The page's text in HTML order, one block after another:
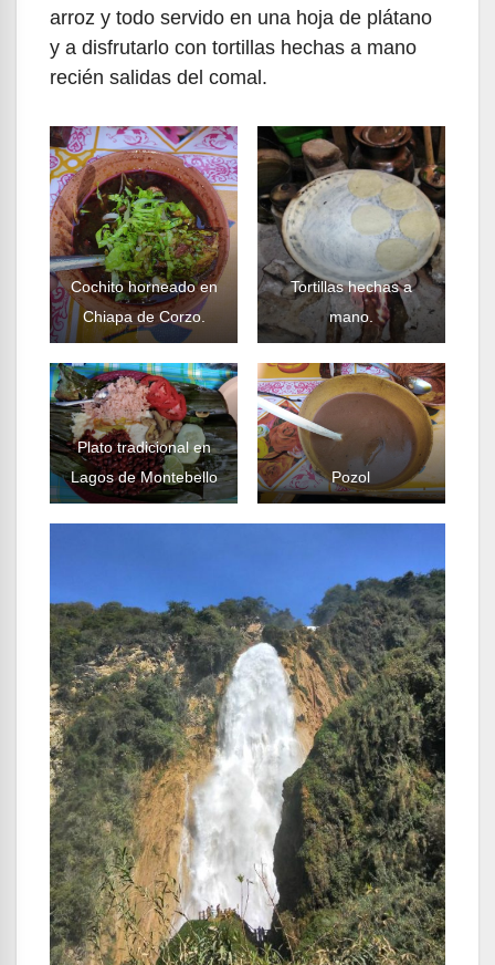
arroz y todo servido en una hoja de plátano
y a disfrutarlo con tortillas hechas a mano
recién salidas del comal.
Cochito horneado en
Chiapa de Corzo.
Tortillas hechas a
mano.
Plato tradicional en
Lagos de Montebello
Pozol